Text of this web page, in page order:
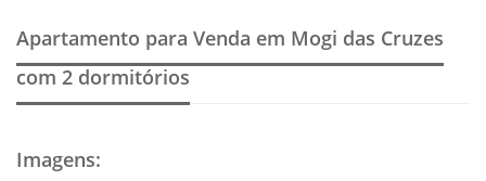
Apartamento para Venda em Mogi das Cruzes
com 2 dormitórios
Imagens: